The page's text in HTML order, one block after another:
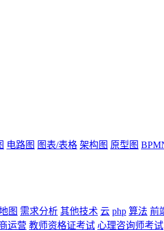
电路图 图表/表格 架构图 原型图
图 需求分析 其他技术 云 php 算法 前
运营 教师资格证考试 心理咨询师考试